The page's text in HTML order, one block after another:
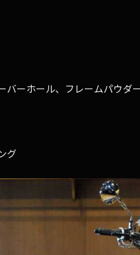
バーホール、フレームパウダ
グ